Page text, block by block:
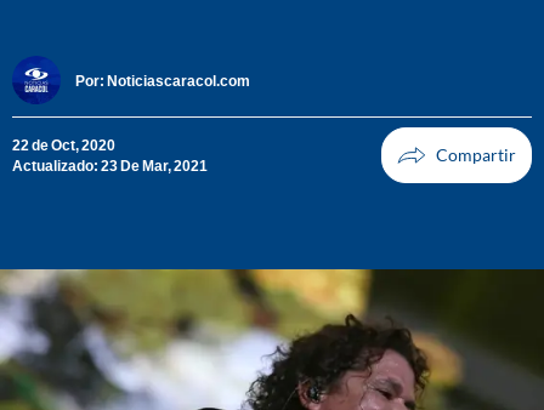
Por: Noticiascaracol.com
22 de Oct, 2020
Actualizado: 23 De Mar, 2021